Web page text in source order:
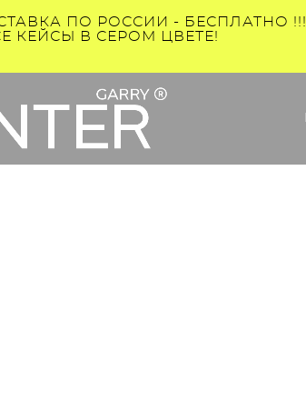
ПО РОССИИ - БЕСПЛАТНО !!!
КЕЙСЫ В СЕРОМ ЦВЕТЕ!